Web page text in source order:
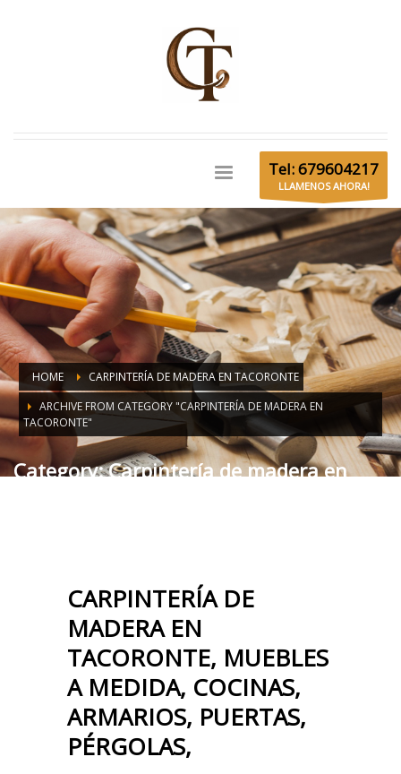
Tel: 679604217
LLAMENOS AHORA!
HOME
CARPINTERÍA DE MADERA EN TACORONTE
ARCHIVE FROM CATEGORY "CARPINTERÍA DE MADERA EN
TACORONTE"
Category: Carpintería de madera en
CARPINTERÍA DE
MADERA EN
TACORONTE, MUEBLES
A MEDIDA, COCINAS,
ARMARIOS, PUERTAS,
PÉRGOLAS,